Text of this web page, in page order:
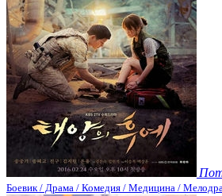
Боевик / Драма / Комедия / Медицина /